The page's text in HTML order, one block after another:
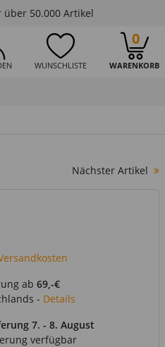
über 50.000 Artikel
WUNSCHLISTE WARENKORB
0
Nächster Artikel
ab 69,-€
- Details
7. - 8. August
verfügbar